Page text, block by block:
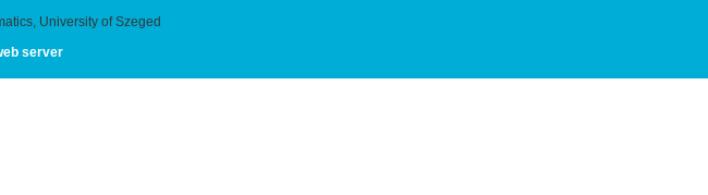
University of Szeged
server